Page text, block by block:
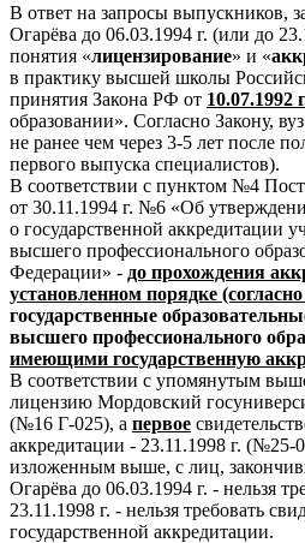
В ответ на запросы
Огарёва до 06.03.1994 г. (или до
понятия «лицензирование» и «
в практику высшей школы
принятия Закона РФ от 10.07.1992
образовании». Cогласно Закону,
не ранее чем через 3-5 лет после
первого выпуска специалистов).
В соответствии с пунктом №4
от 30.11.1994 г. №6 «Об
о государственной аккредитации
высшего профессионального
Федерации» - до прохождения
установленном порядке
государственные
высшего профессионального
имеющими государственную
В соответствии с упомянутым
лицензию Мордовский
(№16 Г-025), а первое
аккредитации - 23.11.1998 г. (№25-
изложенным выше, с лиц,
Огарёва до 06.03.1994 г. - нельзя
23.11.1998 г. - нельзя требовать
государственной аккредитации.